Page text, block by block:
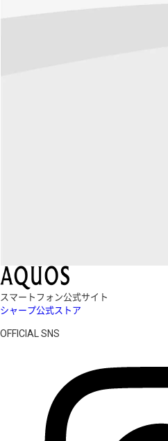
スマートフォン公式サイト
シャープ公式ストア
OFFICIAL SNS